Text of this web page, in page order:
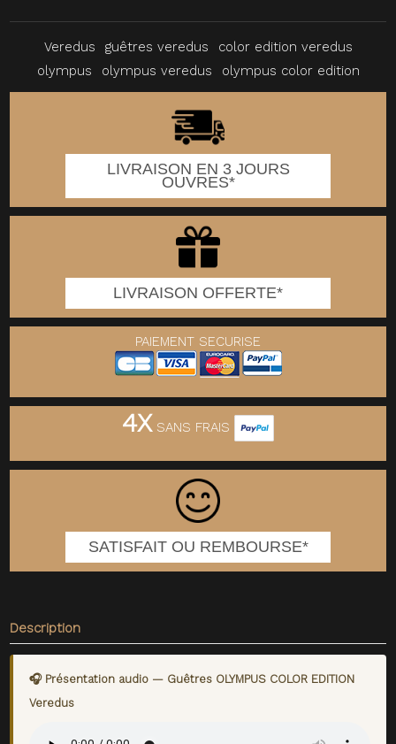
Veredus guêtres veredus
color edition veredus
olympus
olympus veredus olympus color edition
LIVRAISON EN 3 JOURS
OUVRES*
LIVRAISON OFFERTE*
PAIEMENT SECURISE
4XSANS FRAIS
SATISFAIT OU REMBOURSE*
Description
🎧 Présentation audio — Guêtres OLYMPUS COLOR EDITION
Veredus